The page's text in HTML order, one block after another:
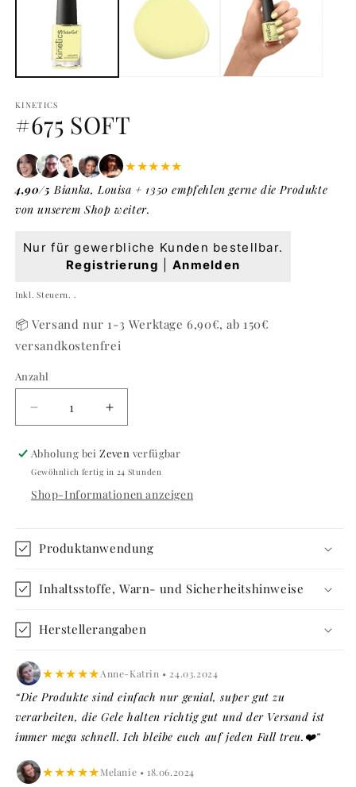
KINETICS
#675 SOFT
★★★★★
4,90/5 Bianka, Louisa + 1350 empfehlen gerne die Produkte
von unserem Shop weiter.
Normaler
Nur für gewerbliche Kunden bestellbar.
Registrierung
Anmelden
Inkl. Steuern. .
📦 Versand nur 1-3 Werktage 6,90€, ab 150€
versandkostenfrei
Anzahl
Anzahl
Verringere
die
Menge
SOFT
Erhöhe
die
Menge
#675
SOFT
Abholung beiZeven verfügbar
Gewöhnlich fertig in 24 Stunden
Shop-Informationen anzeigen
Produktanwendung
Inhaltsstoffe, Warn- und Sicherheitshinweise
Herstellerangaben
★★★★★Anne-Katrin • 24.03.2024
“Die Produkte sind einfach nur genial, super gut zu
verarbeiten, die Gele halten richtig gut und der Versand ist
immer mega schnell. Ich bleibe euch auf jeden Fall treu.❤️”
★★★★★Melanie • 18.06.2024